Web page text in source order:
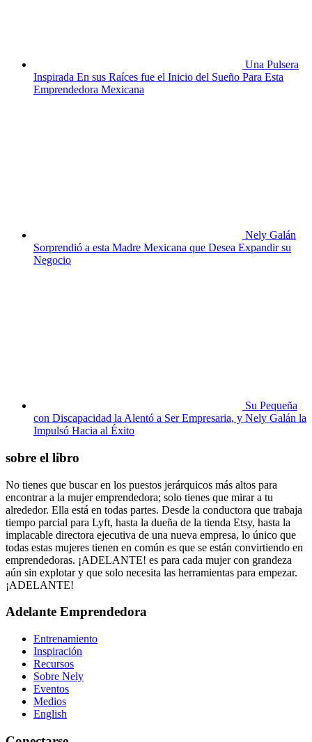
Una Pulsera
Inspirada En sus Raíces fue el Inicio del Sueño Para Esta
Emprendedora Mexicana
Nely Galán
Sorprendió a esta Madre Mexicana que Desea Expandir su
Negocio
Su Pequeña
con Discapacidad la Alentó a Ser Empresaria, y Nely Galán la
Impulsó Hacia al Éxito
sobre el libro
No tienes que buscar en los puestos jerárquicos más altos para
encontrar a la mujer emprendedora; solo tienes que mirar a tu
alrededor. Ella está en todas partes. Desde la conductora que trabaja
tiempo parcial para Lyft, hasta la dueña de la tienda Etsy, hasta la
implacable directora ejecutiva de una nueva empresa, lo único que
todas estas mujeres tienen en común es que se están convirtiendo en
emprendedoras. ¡ADELANTE! es para cada mujer con grandeza
aún sin explotar y que solo necesita las herramientas para empezar.
¡ADELANTE!
Adelante Emprendedora
Entrenamiento
Inspiración
Recursos
Sobre Nely
Eventos
Medios
English